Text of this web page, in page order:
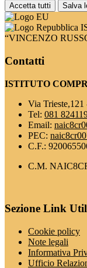
Accetta tutti Salva
“VINCENZO
Contatti
ISTITUTO
Via
Tel: 081
Email:
PEC:
C.F.:
C.M.
Sezione Link
Cookie policy
Note legali
Informativa
Ufficio